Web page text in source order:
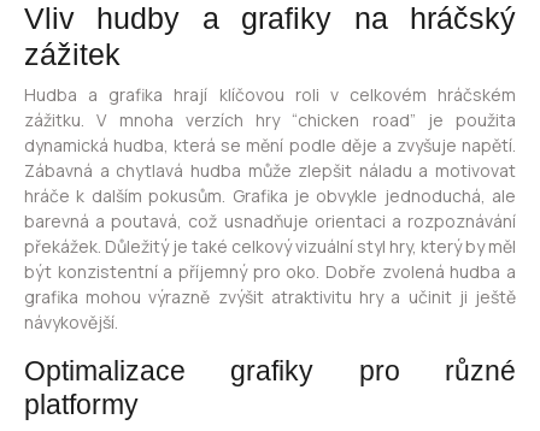
Vliv hudby a grafiky na hráčský
zážitek
Hudba a grafika hrají klíčovou roli v celkovém hráčském
zážitku. V mnoha verzích hry “chicken road” je použita
dynamická hudba, která se mění podle děje a zvyšuje napětí.
Zábavná a chytlavá hudba může zlepšit náladu a motivovat
hráče k dalším pokusům. Grafika je obvykle jednoduchá, ale
barevná a poutavá, což usnadňuje orientaci a rozpoznávání
překážek. Důležitý je také celkový vizuální styl hry, který by měl
být konzistentní a příjemný pro oko. Dobře zvolená hudba a
grafika mohou výrazně zvýšit atraktivitu hry a učinit ji ještě
návykovější.
Optimalizace grafiky pro různé
platformy